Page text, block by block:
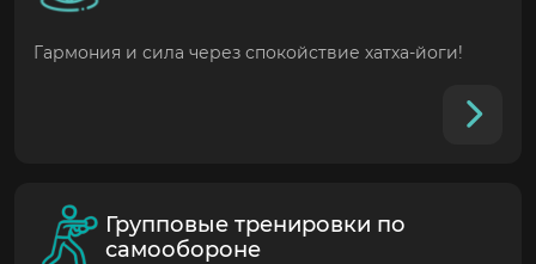
Гармония и сила через спокойствие хатха-йоги!
Групповые тренировки по
самообороне